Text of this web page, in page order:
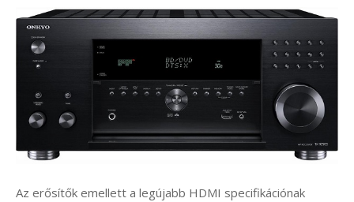
Az erősítők emellett a legújabb HDMI specifikációnak